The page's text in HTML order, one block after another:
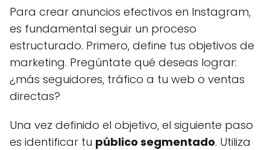
Para crear anuncios efectivos en Instagram,
es fundamental seguir un proceso
estructurado. Primero, define tus objetivos de
marketing. Pregúntate qué deseas lograr:
¿más seguidores, tráfico a tu web o ventas
directas?
Una vez definido el objetivo, el siguiente paso
es identificar tu público segmentado. Utiliza